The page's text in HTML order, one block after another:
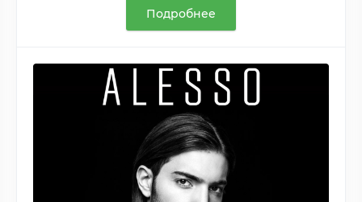
Подробнее